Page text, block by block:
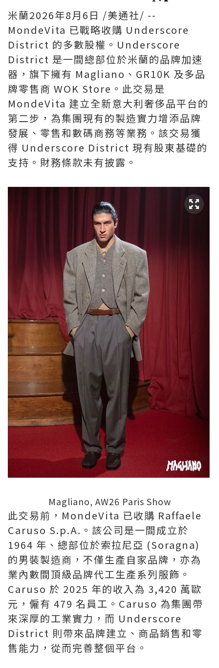
米蘭2026年8月6日 /美通社/ --
MondeVita 已戰略收購 Underscore
District 的多數股權。Underscore
District 是一間總部位於米蘭的品牌加速
器，旗下擁有 Magliano、GR10K 及多品
牌零售商 WOK Store。此交易是
MondeVita 建立全新意大利奢侈品平台的
第二步，為集團現有的製造實力增添品牌
發展、零售和數碼商務等業務。該交易獲
得 Underscore District 現有股東基礎的
支持。財務條款未有披露。
Magliano, AW26 Paris Show
此交易前，MondeVita 已收購 Raffaele
Caruso S.p.A.。該公司是一間成立於
1964 年、總部位於索拉尼亞 (Soragna)
的男裝製造商，不僅生產自家品牌，亦為
業內數間頂級品牌代工生產系列服飾。
Caruso 於 2025 年的收入為 3,420 萬歐
元，僱有 479 名員工。Caruso 為集團帶
來深厚的工業實力，而 Underscore
District 則帶來品牌建立、商品銷售和零
售能力，從而完善整個平台。